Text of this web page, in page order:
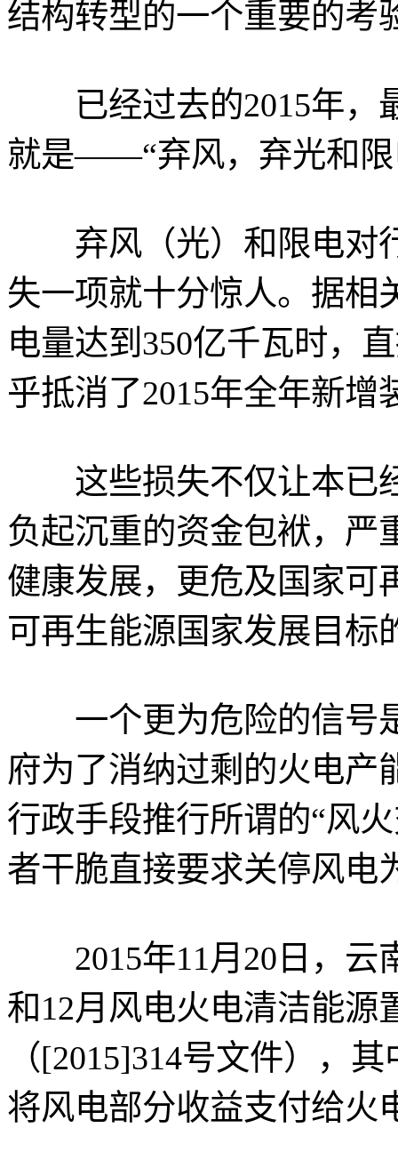
结构转型的一个重要的考
已经过去的2015年，
就是——“弃风，弃光和限
弃风（光）和限电对
失一项就十分惊人。据相
电量达到350亿千瓦时，
乎抵消了2015年全年新增
这些损失不仅让本已
负起沉重的资金包袱，严
健康发展，更危及国家可
可再生能源国家发展目标
一个更为危险的信号是
府为了消纳过剩的火电产
行政手段推行所谓的“风
者干脆直接要求关停风电
2015年11月20日，云
和12月风电火电清洁能源
（[2015]314号文件），
将风电部分收益支付给火